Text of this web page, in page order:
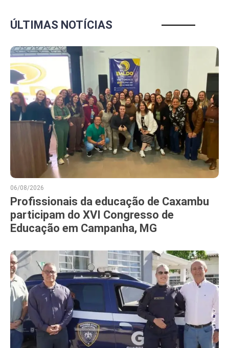
ÚLTIMAS NOTÍCIAS
06/08/2026
Profissionais da educação de Caxambu
participam do XVI Congresso de
Educação em Campanha, MG